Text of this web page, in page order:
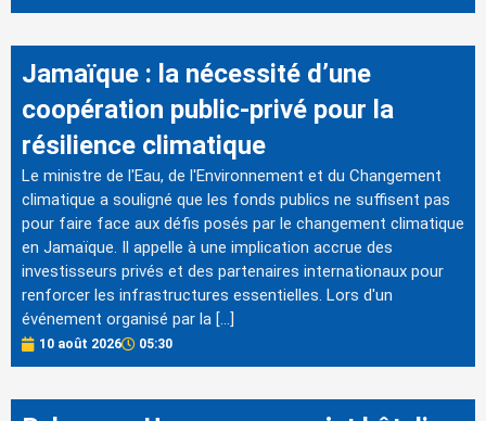
Jamaïque : la nécessité d’une
coopération public-privé pour la
résilience climatique
Le ministre de l'Eau, de l'Environnement et du Changement
climatique a souligné que les fonds publics ne suffisent pas
pour faire face aux défis posés par le changement climatique
en Jamaïque. Il appelle à une implication accrue des
investisseurs privés et des partenaires internationaux pour
renforcer les infrastructures essentielles. Lors d'un
événement organisé par la […]
10 août 2026 05:30